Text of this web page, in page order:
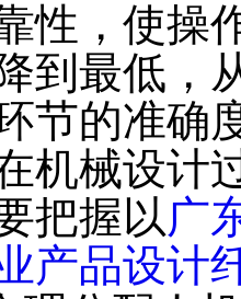
性，使操
到最低，
节的准确
机械设计
把握以广
产品设计